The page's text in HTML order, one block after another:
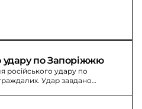
удару по Запоріжжю
російського удару по
Удар завдано